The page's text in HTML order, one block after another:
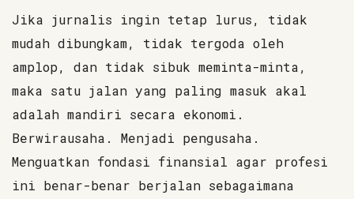
Jika jurnalis ingin tetap lurus, tidak
mudah dibungkam, tidak tergoda oleh
amplop, dan tidak sibuk meminta-minta,
maka satu jalan yang paling masuk akal
adalah mandiri secara ekonomi.
Berwirausaha. Menjadi pengusaha.
Menguatkan fondasi finansial agar profesi
ini benar-benar berjalan sebagaimana